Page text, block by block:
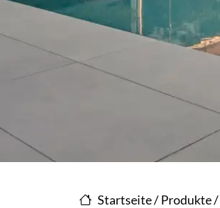
Startseite/Produkte/